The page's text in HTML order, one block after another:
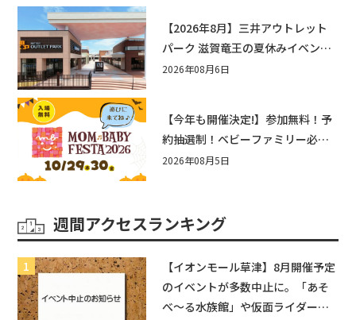
【2026年8月】三井アウトレット
パーク 滋賀竜王の夏休みイベント
まとめ！びしょぬれ水あそび・激
2026年08月6日
【今年も開催決定!】参加無料！予
約抽選制！ベビーファミリー必見
☆入場無料☆10/29(木)30(金)ママ
2026年08月5日
週間アクセスランキング
【イオンモール草津】8月開催予定
のイベントが多数中止に。「あそ
べ〜る水族館」や仮面ライダーシ